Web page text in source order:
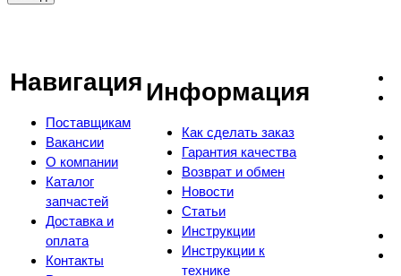
Навигация
Поставщикам
Вакансии
О компании
Каталог
запчастей
Доставка и
оплата
Контакты
Информация
Как сделать заказ
Гарантия качества
Возврат и обмен
Новости
Статьи
Инструкции
Инструкции к
технике